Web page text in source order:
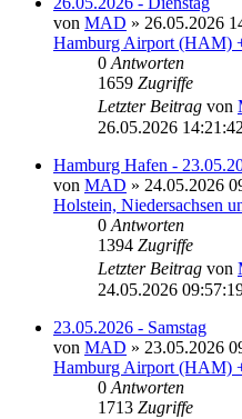
von MAD » 26.05.2026
Hamburg Airport (HAM)
0 Antworten
1659 Zugriffe
Letzter Beitrag von
26.05.2026 14:21:42
Hamburg Hafen -
von MAD » 24.05.2026
Holstein, Niedersachsen
0 Antworten
1394 Zugriffe
Letzter Beitrag von
24.05.2026
23.05.2026 - Samstag
von MAD » 23.05.2026
Hamburg Airport (HAM)
0 Antworten
1713 Zugriffe